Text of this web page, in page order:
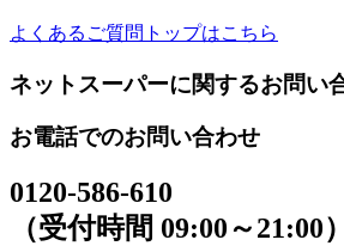
よくあるご質問トップはこちら
ネットスーパーに関するお問い
お電話でのお問い合わせ
0120-586-610
（受付時間 09:00～21:00）